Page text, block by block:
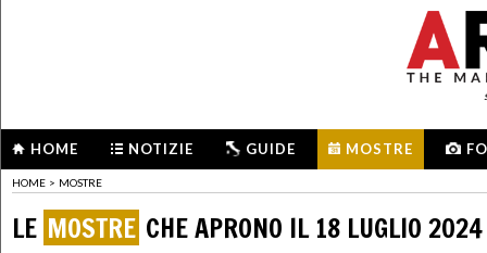
HOME NOTIZIE GUIDE MOSTRE
HOME > MOSTRE
LE MOSTRE CHE APRONO IL 18 LUGLIO 2024